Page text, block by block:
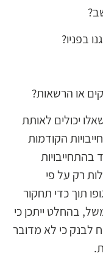
או הרשאות?
יכולים לאותת
הקודמות
רק על פי
תוך כדי תחקור
בהחלט ייתכן כי
כי לא מדובר